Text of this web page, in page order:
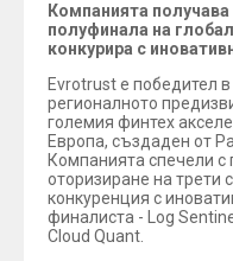
Компанията
полуфинала на
конкурира с
Evrotrust е победител
регионалното
големия финтех
Европа, създаден от
Компанията спечели с
оторизиране на трети
конкуренция с
финалиста - Log
Cloud Quant.